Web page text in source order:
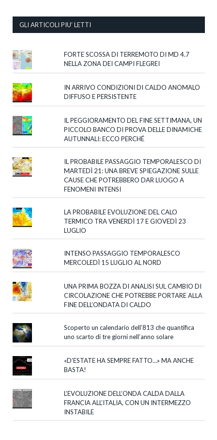
GLI ARTICOLI PIU’ LETTI
FORTE SCOSSA DI TERREMOTO DI MD 4.7
NELLA ZONA DEI CAMPI FLEGREI
IN ARRIVO CONDIZIONI DI CALDO ANOMALO
DIFFUSO E PERSISTENTE
IL PEGGIORAMENTO DEL FINE SETTIMANA, UN
PICCOLO BANCO DI PROVA DELLE DINAMICHE
AUTUNNALI: ECCO PERCHÉ
IL PROBABILE PASSAGGIO TEMPORALESCO DI
MARTEDÌ 21: UNA BREVE SPIEGAZIONE SULLE
CAUSE CHE POTREBBERO DAR LUOGO A
FENOMENI INTENSI
LA PROBABILE EVOLUZIONE DEL CALO
TERMICO TRA VENERDÌ 17 E GIOVEDÌ 23
LUGLIO
INTENSO PASSAGGIO TEMPORALESCO
MERCOLEDÌ 15 LUGLIO AL NORD
UNA PRIMA BOZZA DI ANALISI SUL CAMBIO DI
CIRCOLAZIONE CHE POTREBBE PORTARE ALLA
FINE DELL’ONDATA DI CALDO
Scoperto un calendario dell’813 che quantifica
uno scarto di tre giorni nell’anno solare
«D’ESTATE HA SEMPRE FATTO…» MA ANCHE
BASTA!
L’EVOLUZIONE DELL’ONDA CALDA DALLA
FRANCIA ALL’ITALIA, CON UN INTERMEZZO
INSTABILE